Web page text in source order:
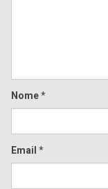
Nome*
Email*